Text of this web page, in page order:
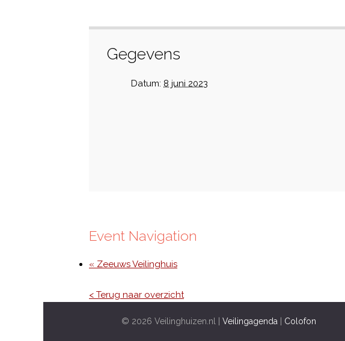
Gegevens
Datum: 8 juni 2023
Event Navigation
« Zeeuws Veilinghuis
< Terug naar overzicht
© 2026 Veilinghuizen.nl | Veilingagenda Colofon